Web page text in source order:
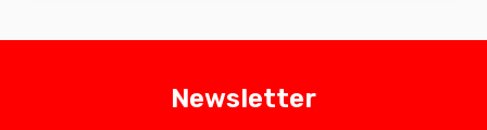
Newsletter